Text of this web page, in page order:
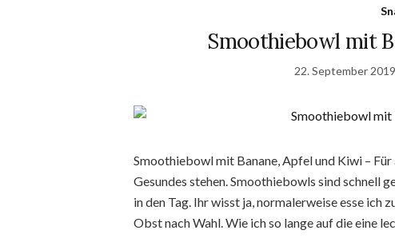
Smoothiebowl mit
22. September 2019
Smoothiebowl mit Banane, Apfel und Kiwi –
Gesundes stehen. Smoothiebowls sind schnell
in den Tag. Ihr wisst ja, normalerweise esse
Obst nach Wahl. Wie ich so lange auf die eine